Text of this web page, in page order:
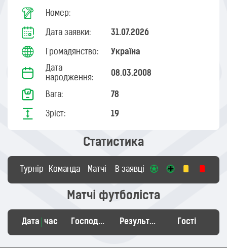
Номер:
Дата заявки: 31.07.2026
Громадянство: Україна
Дата
народження:
08.03.2008
Вага: 78
Зріст: 19
Статистика
Турнір Команда Матчі В заявці
Матчі футболіста
Дата час Господарі Результат Гості